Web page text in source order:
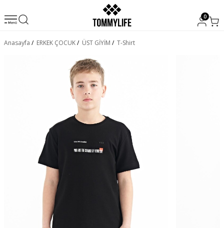
0
Anasayfa / ERKEK ÇOCUK/ ÜST GİYİM / T-Shirt